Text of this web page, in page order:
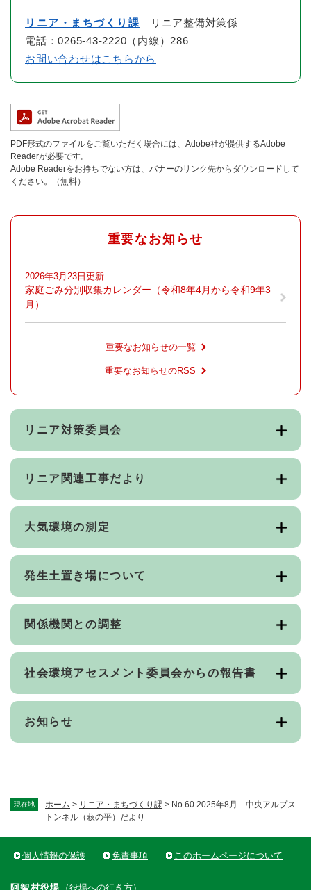
現在地 ホーム > リニア・まちづくり課 > No.60 2025年8月 中央アルプス
トンネル（萩の平）だより
リニア・まちづくり課 リニア整備対策係
電話：0265-43-2220（内線）286
お問い合わせはこちらから
PDF形式のファイルをご覧いただく場合には、Adobe社が提供するAdobe
Readerが必要です。
Adobe Readerをお持ちでない方は、バナーのリンク先からダウンロードして
ください。（無料）
重要なお知らせ
2026年3月23日更新
家庭ごみ分別収集カレンダー（令和8年4月から令和9年3
月）
重要なお知らせの一覧
重要なお知らせのRSS
リニア対策委員会
リニア関連工事だより
大気環境の測定
発生土置き場について
関係機関との調整
社会環境アセスメント委員会からの報告書
お知らせ
個人情報の保護 免責事項 このホームページについて
阿智村役場 （役場への行き方）